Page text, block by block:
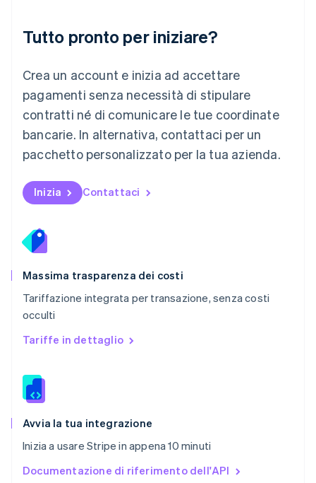
Tutto pronto per iniziare?
Crea un account e inizia ad accettare
pagamenti senza necessità di stipulare
contratti né di comunicare le tue coordinate
bancarie. In alternativa, contattaci per un
pacchetto personalizzato per la tua azienda.
Inizia Contattaci
Massima trasparenza dei costi
Tariffazione integrata per transazione, senza costi
occulti
Tariffe in dettaglio
Avvia la tua integrazione
Inizia a usare Stripe in appena 10 minuti
Documentazione di riferimento dell'API
Malta
English
EspañolEnglish
Norvegia
English
Nuova Zelanda
English
NederlandsEnglish
English
Portogallo
RAS di Hong Kong, Cina
English
English
English
Romania
English
Slovacchia
Slovenia
English Italiano
EspañolEnglish
English Español 简体中文